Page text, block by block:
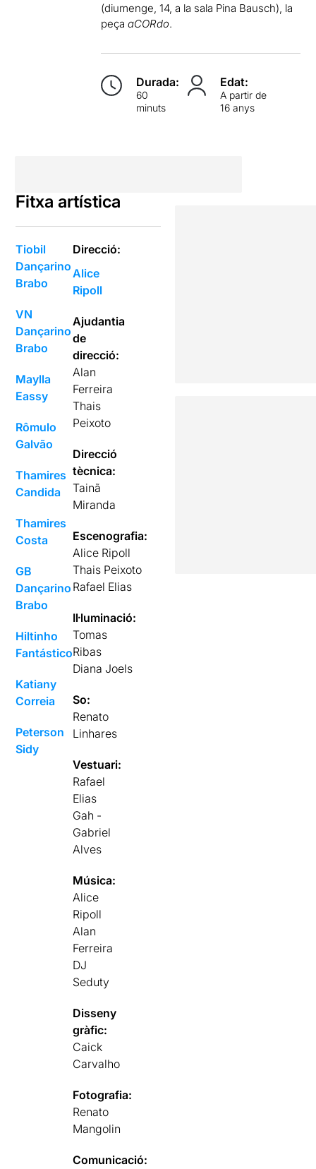
(diumenge, 14, a la sala Pina Bausch), la
peçaaCORdo.
Durada:
60
minuts
Edat:
A partir de
16 anys
Fitxa artística
Tiobil
Dançarino
Brabo
VN
Dançarino
Brabo
Maylla
Eassy
Rômulo
Galvão
Thamires
Candida
Thamires
Costa
GB
Dançarino
Brabo
Hiltinho
Fantástico
Katiany
Correia
Peterson
Sidy
Direcció:
Alice
Ripoll
Ajudantia
de
direcció:
Alan
Ferreira
Thais
Peixoto
Direcció
tècnica:
Tainã
Miranda
Escenografia:
Alice Ripoll
Thais Peixoto
Rafael Elias
Il·luminació:
Tomas
Ribas
Diana Joels
So:
Renato
Linhares
Vestuari:
Rafael
Elias
Gah -
Gabriel
Alves
Música:
Alice
Ripoll
Alan
Ferreira
DJ
Seduty
Disseny
gràfic:
Caick
Carvalho
Fotografia:
Renato
Mangolin
Comunicació: